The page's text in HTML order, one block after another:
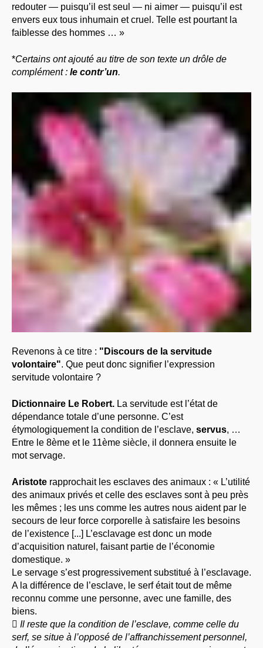
redouter — puisqu’il est seul — ni aimer — puisqu’il est
envers eux tous inhumain et cruel. Telle est pourtant la
faiblesse des hommes … »
*Certains ont ajouté au titre de son texte un drôle de
complément : le contr’un.
Revenons à ce titre : "Discours de la servitude
volontaire". Que peut donc signifier l’expression
servitude volontaire ?
Dictionnaire Le Robert. La servitude est l’état de
dépendance totale d’une personne. C’est
étymologiquement la condition de l’esclave, servus, …
Entre le 8ème et le 11ème siècle, il donnera ensuite le
mot servage.
Aristote rapprochait les esclaves des animaux : « L’utilité
des animaux privés et celle des esclaves sont à peu près
les mêmes ; les uns comme les autres nous aident par le
secours de leur force corporelle à satisfaire les besoins
de l’existence [...] L’esclavage est donc un mode
d’acquisition naturel, faisant partie de l’économie
domestique. »
Le servage s’est progressivement substitué à l’esclavage.
A la différence de l’esclave, le serf était tout de même
reconnu comme une personne, avec une famille, des
biens.
 Il reste que la condition de l’esclave, comme celle du
serf, se situe à l’opposé de l’affranchissement personnel,